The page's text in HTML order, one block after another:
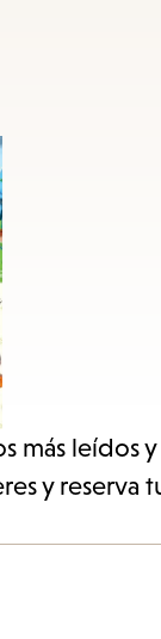
leídos
y reserva